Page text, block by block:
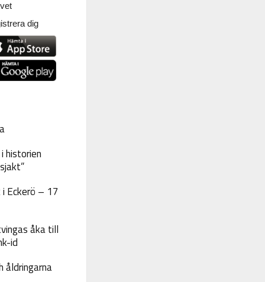
dig
historien
Eckerö – 17
åka till
id
åldringarna